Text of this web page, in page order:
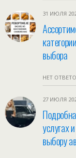
31 ИЮЛЯ
выбора
НЕТ
27 ИЮЛЯ
услугах
выбору